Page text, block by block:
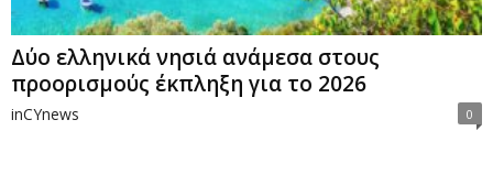
Δύο ελληνικά νησιά ανάμεσα στους
προορισμούς έκπληξη για το 2026
inCYnews 0